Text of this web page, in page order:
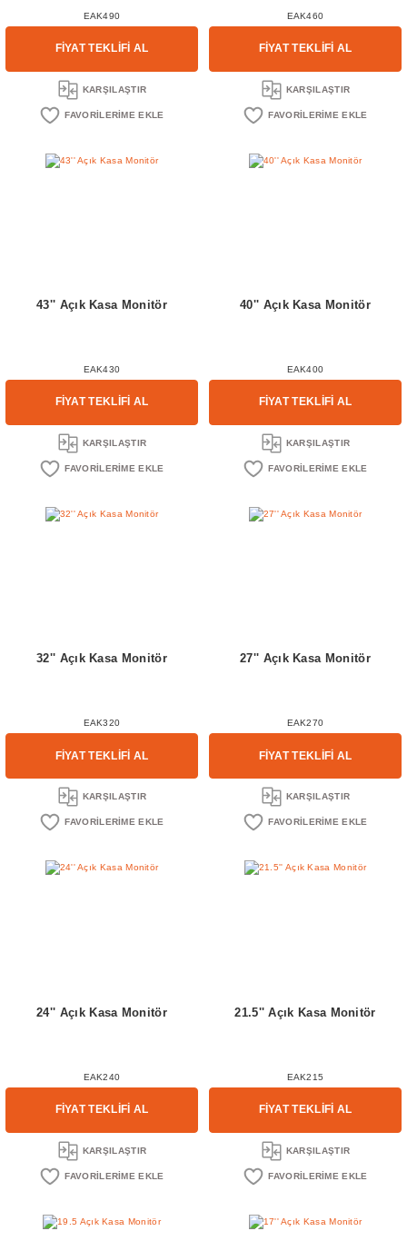
EAK490
FİYAT TEKLİFİ AL
KARŞILAŞTIR
EAK460
FİYAT TEKLİFİ AL
KARŞILAŞTIR
43'' Açık Kasa Monitör
EAK430
FİYAT TEKLİFİ AL
KARŞILAŞTIR
40'' Açık Kasa Monitör
EAK400
FİYAT TEKLİFİ AL
KARŞILAŞTIR
32'' Açık Kasa Monitör
EAK320
FİYAT TEKLİFİ AL
KARŞILAŞTIR
27'' Açık Kasa Monitör
EAK270
FİYAT TEKLİFİ AL
KARŞILAŞTIR
24'' Açık Kasa Monitör
EAK240
FİYAT TEKLİFİ AL
KARŞILAŞTIR
21.5'' Açık Kasa Monitör
EAK215
FİYAT TEKLİFİ AL
KARŞILAŞTIR